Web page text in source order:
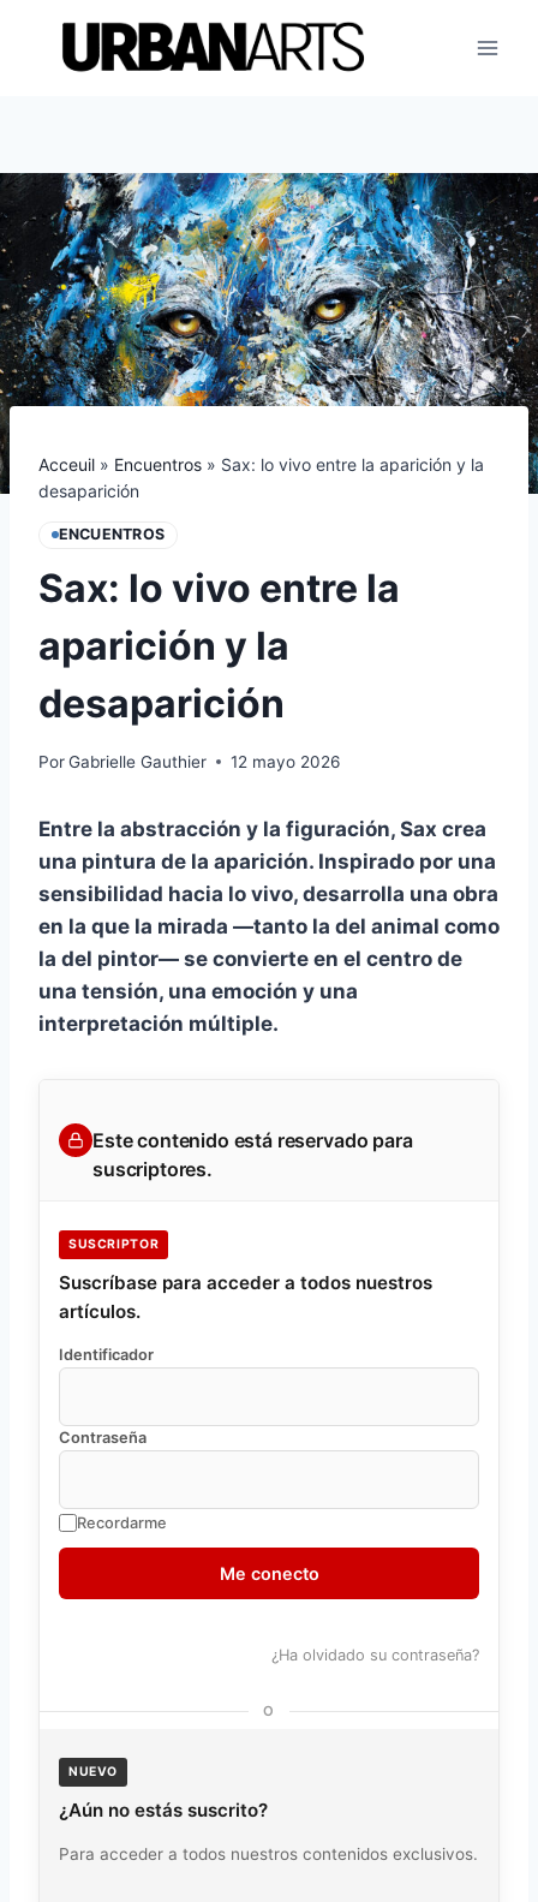
contenido
Acceuil » Encuentros » Sax: lo vivo entre la aparición y la
desaparición
ENCUENTROS
Sax: lo vivo entre la
aparición y la
desaparición
PorGabrielle Gauthier 12 mayo 2026
Entre la abstracción y la figuración, Sax crea
una pintura de la aparición. Inspirado por una
sensibilidad hacia lo vivo, desarrolla una obra
en la que la mirada —tanto la del animal como
la del pintor— se convierte en el centro de
una tensión, una emoción y una
interpretación múltiple.
Este contenido está reservado para
suscriptores.
SUSCRIPTOR
Suscríbase para acceder a todos nuestros
artículos.
Identificador
Contraseña
Recordarme
¿Ha olvidado su contraseña?
O
NUEVO
¿Aún no estás suscrito?
Para acceder a todos nuestros contenidos exclusivos.